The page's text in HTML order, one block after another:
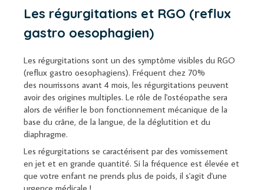
Les régurgitations et RGO (reflux
gastro oesophagien)
Les régurgitations sont un des symptôme visibles du RGO
(reflux gastro oesophagiens). Fréquent chez 70%
des nourrissons avant 4 mois, les régurgitations peuvent
avoir des origines multiples. Le rôle de l'ostéopathe sera
alors de vérifier le bon fonctionnement mécanique de la
base du crâne, de la langue, de la déglutition et du
diaphragme.
Les régurgitations se caractérisent par des vomissement
en jet et en grande quantité. Si la fréquence est élevée et
que votre enfant ne prends plus de poids, il s'agit d'une